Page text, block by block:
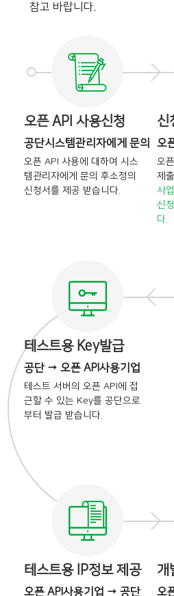
참고 바랍니다.
오픈 API 사용신청
공단시스템관리자에게 문의
오픈 API 사용에 대하여 시스
템관리자에게 문의 후소정의
신청서를 제공 받습니다.
신
오
오
제
사
신
다.
테스트용 Key발급
공단 → 오픈 API사용기업
테스트 서버의 오픈 API에 접
근할 수 있는 Key를 공단으로
부터 발급 받습니다.
테스트용 IP정보 제공
오픈 API사용기업 → 공단
개
오